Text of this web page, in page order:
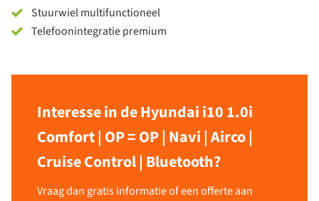
Stuurwiel multifunctioneel
Telefoonintegratie premium
Interesse in de Hyundai i10 1.0i
Comfort | OP = OP | Navi | Airco |
Cruise Control | Bluetooth?
Vraag dan gratis informatie of een offerte aan